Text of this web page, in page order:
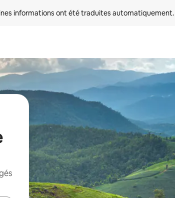
informations ont été traduites automatiquement.